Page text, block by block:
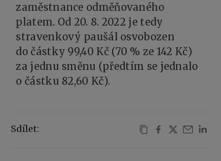
zaměstnance odměňovaného
platem. Od 20. 8. 2022 je tedy
stravenkový paušál osvobozen
do částky 99,40 Kč (70 % ze 142 Kč)
za jednu směnu (předtím se jednalo
o částku 82,60 Kč).
Sdílet: